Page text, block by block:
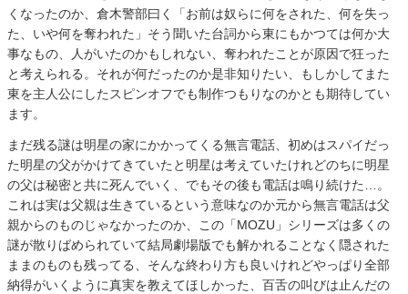
くなったのか、倉木警部曰く「お前は奴らに何をされた、何を失っ
た、いや何を奪われた」そう聞いた台詞から東にもかつては何か大
事なもの、人がいたのかもしれない、奪われたことが原因で狂った
と考えられる。それが何だったのか是非知りたい、もしかしてまた
東を主人公にしたスピンオフでも制作つもりなのかとも期待してい
ます。
まだ残る謎は明星の家にかかってくる無言電話、初めはスパイだっ
た明星の父がかけてきていたと明星は考えていたけれどのちに明星
の父は秘密と共に死んでいく、でもその後も電話は鳴り続けた…。
これは実は父親は生きているという意味なのか元から無言電話は父
親からのものじゃなかったのか、この「MOZU」シリーズは多くの
謎が散りばめられていて結局劇場版でも解かれることなく隠された
ままのものも残ってる、そんな終わり方も良いけれどやっぱり全部
納得がいくように真実を教えてほしかった、百舌の叫びは止んだの